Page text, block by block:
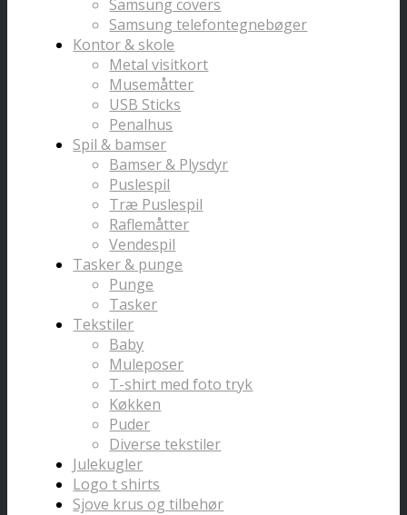
Samsung covers
Samsung telefontegnebøger
Kontor & skole
Metal visitkort
Musemåtter
USB Sticks
Penalhus
Spil & bamser
Bamser & Plysdyr
Puslespil
Træ Puslespil
Raflemåtter
Vendespil
Tasker & punge
Punge
Tasker
Tekstiler
Baby
Muleposer
T-shirt med foto tryk
Køkken
Puder
Diverse tekstiler
Julekugler
Logo t shirts
Sjove krus og tilbehør